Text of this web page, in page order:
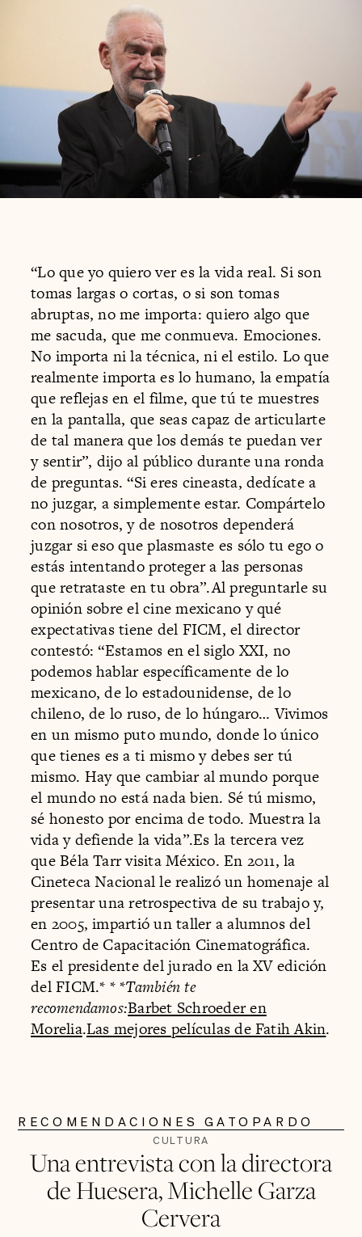
“Lo que yo quiero ver es la vida real. Si son
tomas largas o cortas, o si son tomas
abruptas, no me importa: quiero algo que
me sacuda, que me conmueva. Emociones.
No importa ni la técnica, ni el estilo. Lo que
realmente importa es lo humano, la empatía
que reflejas en el filme, que tú te muestres
en la pantalla, que seas capaz de articularte
de tal manera que los demás te puedan ver
y sentir”, dijo al público durante una ronda
de preguntas. “Si eres cineasta, dedícate a
no juzgar, a simplemente estar. Compártelo
con nosotros, y de nosotros dependerá
juzgar si eso que plasmaste es sólo tu ego o
estás intentando proteger a las personas
que retrataste en tu obra”.Al preguntarle su
opinión sobre el cine mexicano y qué
expectativas tiene del FICM, el director
contestó: “Estamos en el siglo XXI, no
podemos hablar específicamente de lo
mexicano, de lo estadounidense, de lo
chileno, de lo ruso, de lo húngaro… Vivimos
en un mismo puto mundo, donde lo único
que tienes es a ti mismo y debes ser tú
mismo. Hay que cambiar al mundo porque
el mundo no está nada bien. Sé tú mismo,
sé honesto por encima de todo. Muestra la
vida y defiende la vida”.Es la tercera vez
que Béla Tarr visita México. En 2011, la
Cineteca Nacional le realizó un homenaje al
presentar una retrospectiva de su trabajo y,
en 2005, impartió un taller a alumnos del
Centro de Capacitación Cinematográfica.
Es el presidente del jurado en la XV edición
del FICM.* * *También te
recomendamos:Barbet Schroeder en
Morelia.Las mejores películas de Fatih Akin.
RECOMENDACIONES GATOPARDO
CULTURA
Una entrevista con la directora
de Huesera, Michelle Garza
Cervera